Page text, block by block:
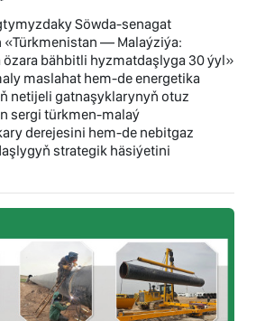
Söwda-senagat
«Türkmenistan — Malaýziýa:
bähbitli hyzmatdaşlyga 30 ýyl»
maslahat hem-de energetika
netijeli gatnaşyklarynyň otuz
sergi türkmen-malaý
derejesini hem-de nebitgaz
strategik häsiýetini